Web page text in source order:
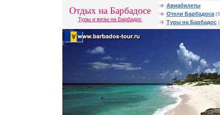
Отдых на Барбадосе
Туры и визы на Барбадос
Авиабилеты
Отели Барбадоса
Туры на Барбадос